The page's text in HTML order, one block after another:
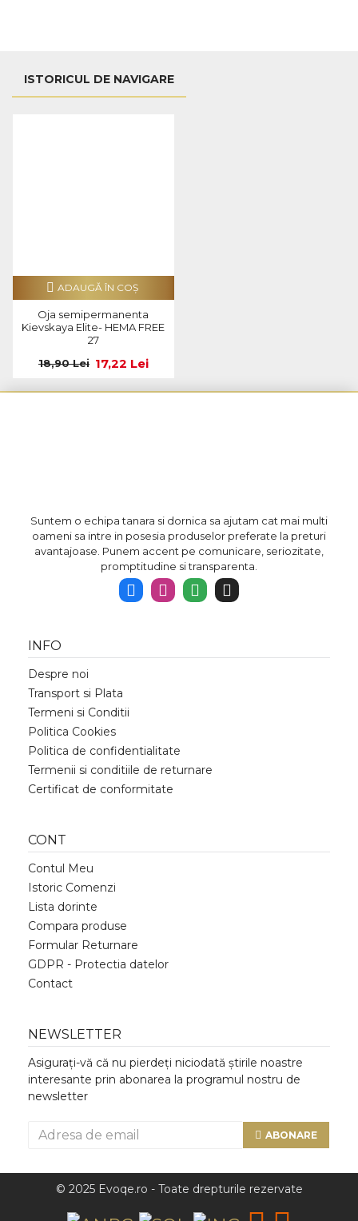
ISTORICUL DE NAVIGARE
Oja semipermanenta
Kievskaya Elite- HEMA FREE
27
17,22 Lei
18,90 Lei
ADAUGĂ ÎN COŞ
Suntem o echipa tanara si dornica sa ajutam cat mai multi
oameni sa intre in posesia produselor preferate la preturi
avantajoase. Punem accent pe comunicare, seriozitate,
promptitudine si transparenta.
INFO
Despre noi
Transport si Plata
Termeni si Conditii
Politica Cookies
Politica de confidentialitate
Termenii si conditiile de returnare
Certificat de conformitate
CONT
Contul Meu
Istoric Comenzi
Lista dorinte
Compara produse
Formular Returnare
GDPR - Protectia datelor
Contact
NEWSLETTER
Asigurați-vă că nu pierdeți niciodată știrile noastre
interesante prin abonarea la programul nostru de
newsletter
ABONARE
© 2025 Evoqe.ro - Toate drepturile rezervate